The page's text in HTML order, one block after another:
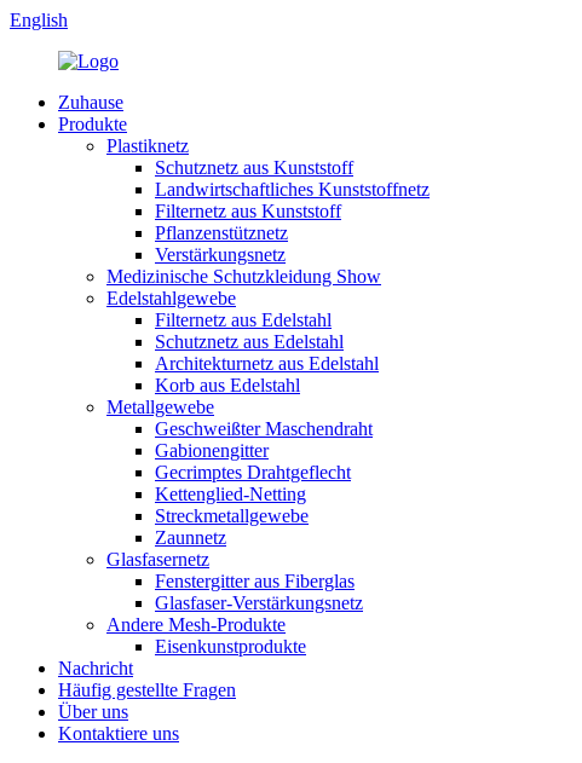
English
Zuhause
Produkte
Plastiknetz
Schutznetz aus Kunststoff
Landwirtschaftliches Kunststoffnetz
Filternetz aus Kunststoff
Pflanzenstütznetz
Verstärkungsnetz
Medizinische Schutzkleidung Show
Edelstahlgewebe
Filternetz aus Edelstahl
Schutznetz aus Edelstahl
Architekturnetz aus Edelstahl
Korb aus Edelstahl
Metallgewebe
Geschweißter Maschendraht
Gabionengitter
Gecrimptes Drahtgeflecht
Kettenglied-Netting
Streckmetallgewebe
Zaunnetz
Glasfasernetz
Fenstergitter aus Fiberglas
Glasfaser-Verstärkungsnetz
Andere Mesh-Produkte
Eisenkunstprodukte
Nachricht
Häufig gestellte Fragen
Über uns
Kontaktiere uns